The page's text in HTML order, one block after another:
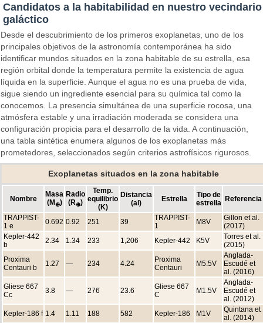
Candidatos a la habitabilidad en nuestro vecindario
galáctico
Desde el descubrimiento de los primeros exoplanetas, uno de los
principales objetivos de la astronomía contemporánea ha sido
identificar mundos situados en la zona habitable de su estrella, esa
región orbital donde la temperatura permite la existencia de agua
líquida en la superficie. Aunque el agua no es una prueba de vida,
sigue siendo un ingrediente esencial para su química tal como la
conocemos. La presencia simultánea de una superficie rocosa, una
atmósfera estable y una irradiación moderada se considera una
configuración propicia para el desarrollo de la vida. A continuación,
una tabla sintética enumera algunos de los exoplanetas más
prometedores, seleccionados según criterios astrofísicos rigurosos.
Exoplanetas situados en la zona habitable
Nombre
Masa
(M⊕)
Radio
(R⊕)
Temp.
equilibrio
(K)
Distancia
(al)
Estrella
Tipo de
estrella Referencia
TRAPPIST-
1 e
0.692 0.92 251 39
TRAPPIST-
1
M8V
Gillon et al.
(2017)
Kepler-442
b
2.34 1.34 233 1,206 Kepler-442 K5V
Torres et al.
(2015)
Proxima
Centauri b
1.27 — 234 4.24
Proxima
Centauri
M5.5V
Anglada-
Escudé et
al. (2016)
Gliese 667
Cc
3.8 — 276 23.6
Gliese 667
C
M1.5V
Anglada-
Escudé et
al. (2012)
Kepler-186 f 1.4 1.11 188 582 Kepler-186 M1V
Quintana et
al. (2014)